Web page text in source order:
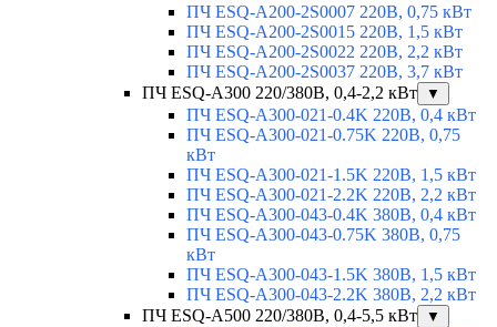
ПЧ ESQ-A200-2S0007 220В, 0,75 кВт
ПЧ ESQ-A200-2S0015 220В, 1,5 кВт
ПЧ ESQ-A200-2S0022 220В, 2,2 кВт
ПЧ ESQ-A200-2S0037 220В, 3,7 кВт
ПЧ ESQ-A300 220/380В, 0,4-2,2 кВт
▼
ПЧ ESQ-A300-021-0.4K 220В, 0,4 кВт
ПЧ ESQ-A300-021-0.75K 220В, 0,75
кВт
ПЧ ESQ-A300-021-1.5K 220В, 1,5 кВт
ПЧ ESQ-A300-021-2.2K 220В, 2,2 кВт
ПЧ ESQ-A300-043-0.4K 380В, 0,4 кВт
ПЧ ESQ-A300-043-0.75K 380В, 0,75
кВт
ПЧ ESQ-A300-043-1.5K 380В, 1,5 кВт
ПЧ ESQ-A300-043-2.2K 380В, 2,2 кВт
ПЧ ESQ-A500 220/380В, 0,4-5,5 кВт
▼